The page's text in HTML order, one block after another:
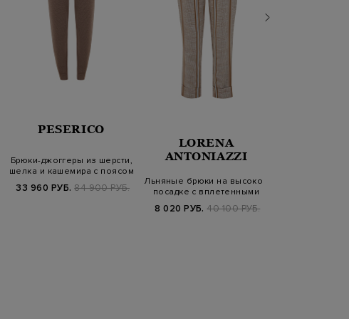
PESERICO
Брюки-джоггеры из шерсти,
шелка и кашемира с поясом
33 960 РУБ. 84 900 РУБ.
LORENA
ANTONIAZZI
Льняные брюки на высокой
посадке с вплетенными
8 020 РУБ. 40 100 РУБ.